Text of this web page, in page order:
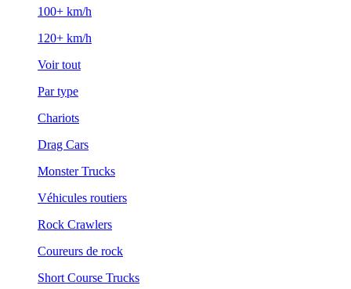
100+ km/h
120+ km/h
Voir tout
Par type
Chariots
Drag Cars
Monster Trucks
Véhicules routiers
Rock Crawlers
Coureurs de rock
Short Course Trucks